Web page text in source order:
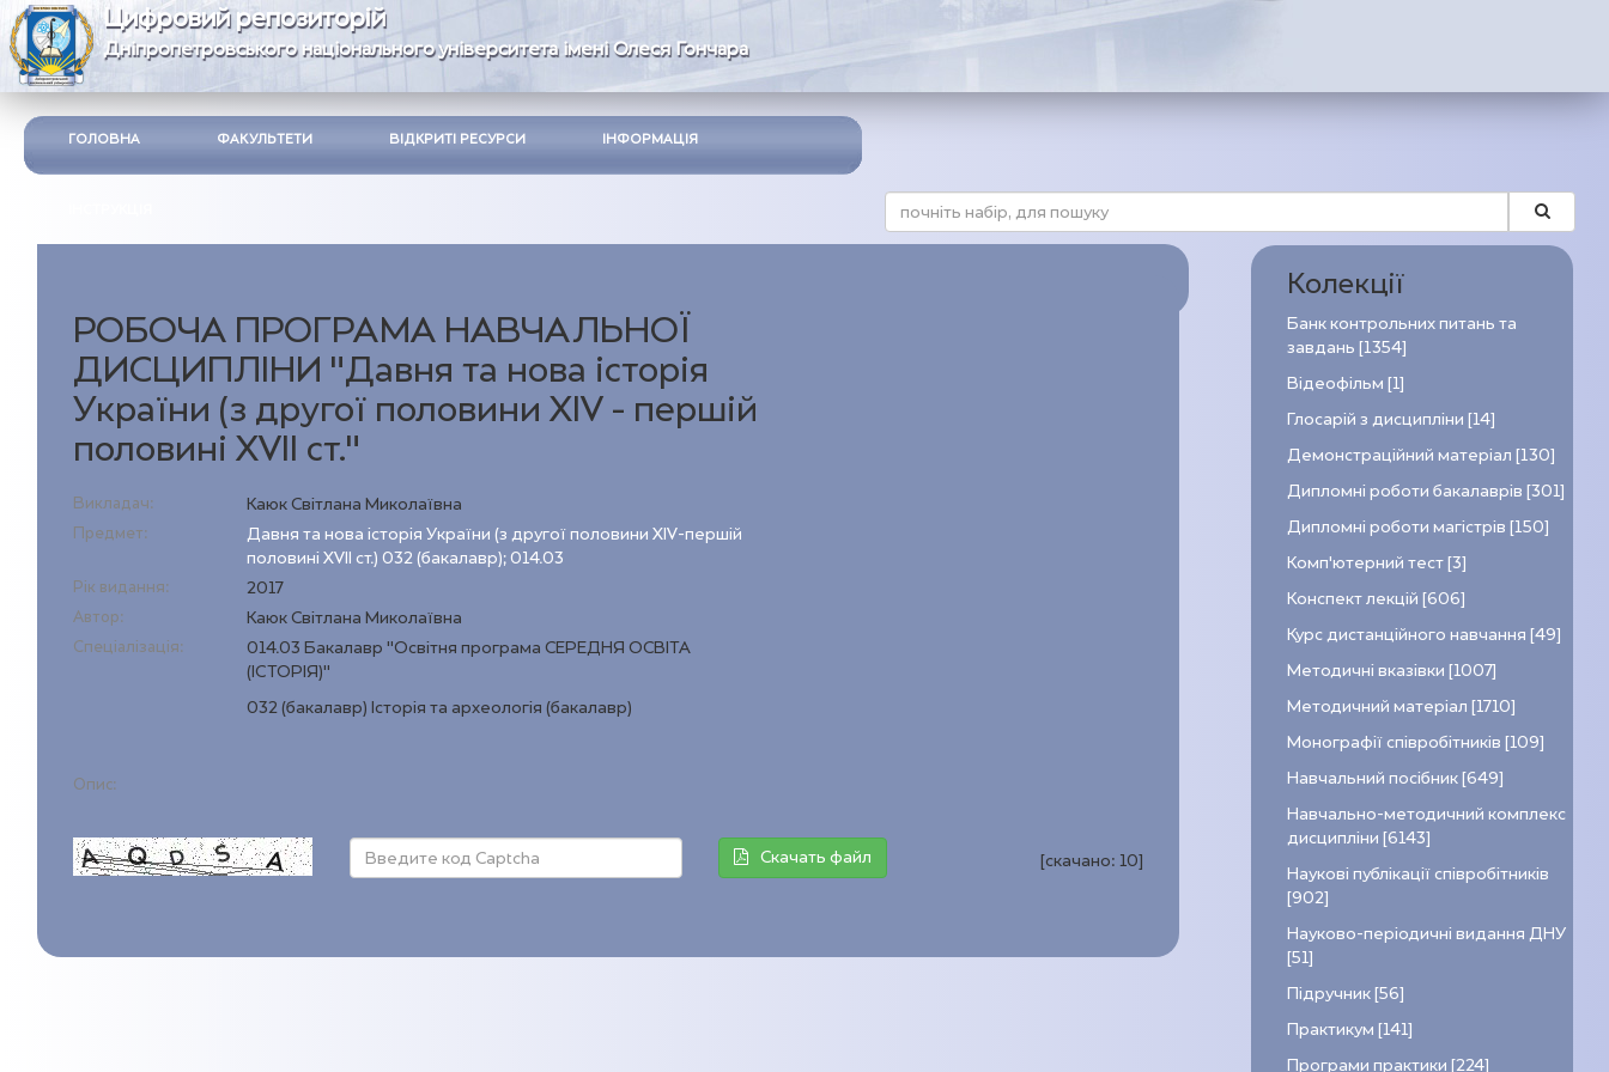
Цифровий репозиторій
Дніпропетровського національного університета імені Олеся Гончара
ГОЛОВНА ФАКУЛЬТЕТИ ВІДКРИТІ РЕСУРСИ ІНФОРМАЦІЯ
РОБОЧА ПРОГРАМА НАВЧАЛЬНОЇ
ДИСЦИПЛІНИ "Давня та нова історія
України (з другої половини XIV - першій
половині XVII ст."
Викладач: Каюк Світлана Миколаївна
Предмет:
Давня та нова історія України (з другої половини ХІV-першій
половині XVII ст.) 032 (бакалавр); 014.03
Рік видання: 2017
Автор: Каюк Світлана Миколаївна
Спеціалізація:
014.03 Бакалавр "Освітня програма СЕРЕДНЯ ОСВІТА
(ІСТОРІЯ)"
032 (бакалавр) Історія та археологія (бакалавр)
Опис:
Скачать файл [скачано:10]
Колекції
Банк контрольних питань та
завдань [1354]
Відеофільм [1]
Глосарій з дисципліни [14]
Демонстраційний матеріал [130]
Дипломні роботи бакалаврів [301]
Дипломні роботи магістрів [150]
Комп’ютерний тест [3]
Конспект лекцій [606]
Курс дистанційного навчання [49]
Методичні вказівки [1007]
Методичний матеріал [1710]
Монографії співробітників [109]
Навчальний посібник [649]
Навчально-методичний комплекс
дисципліни [6143]
Наукові публікації співробітників
[902]
Науково-періодичні видання ДНУ
[51]
Підручник [56]
Практикум [141]
Програми практики [224]